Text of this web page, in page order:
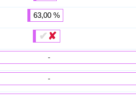
63,00 %
✔✘
-
-